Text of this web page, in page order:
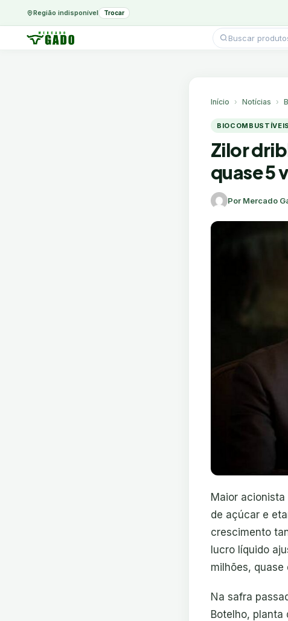
Região indisponível Trocar
Pesquisar
produtos
Início Notícias
BIOCOMBUSTÍVEIS
Zilor
quase 5
Por Mercado
Maior
de açúcar e
crescimento
lucro líquido
milhões,
Na safra
Botelho, planta